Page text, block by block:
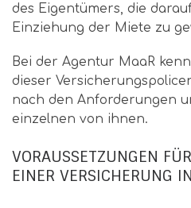
des Eigentümers, die
Einziehung der Miete zu
Bei der Agentur MaaR
dieser
nach den Anforderungen
einzelnen von ihnen.
VORAUSSETZUNGEN
EINER VERSICHERUNG